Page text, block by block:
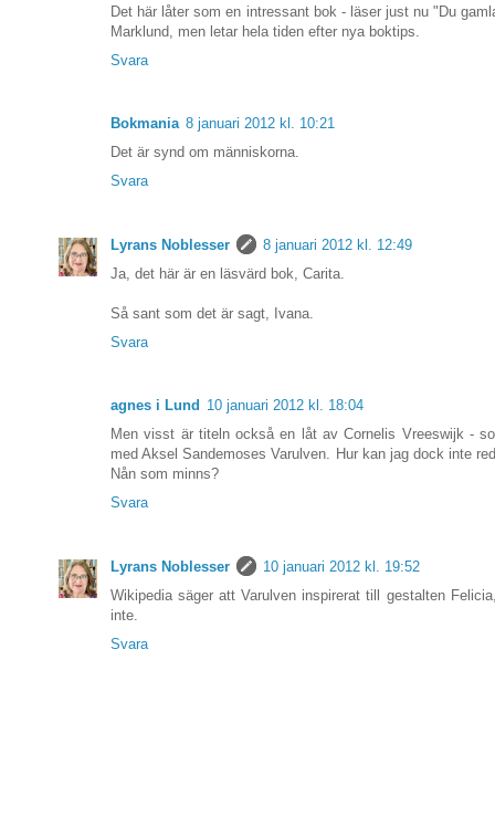
Det här låter som en intressant bok - läser just nu "Du
Marklund, men letar hela tiden efter nya boktips.
Svara
Bokmania 8 januari 2012 kl. 10:21
Det är synd om människorna.
Svara
Lyrans Noblesser
8 januari 2012 kl. 12:49
Ja, det här är en läsvärd bok, Carita.
Så sant som det är sagt, Ivana.
Svara
agnes i Lund 10 januari 2012 kl. 18:04
Men visst är titeln också en låt av Cornelis Vreeswijk -
med Aksel Sandemoses Varulven. Hur kan jag dock inte
Nån som minns?
Svara
Lyrans Noblesser
10 januari 2012 kl. 19:52
Wikipedia säger att Varulven inspirerat till gestalten
inte.
Svara